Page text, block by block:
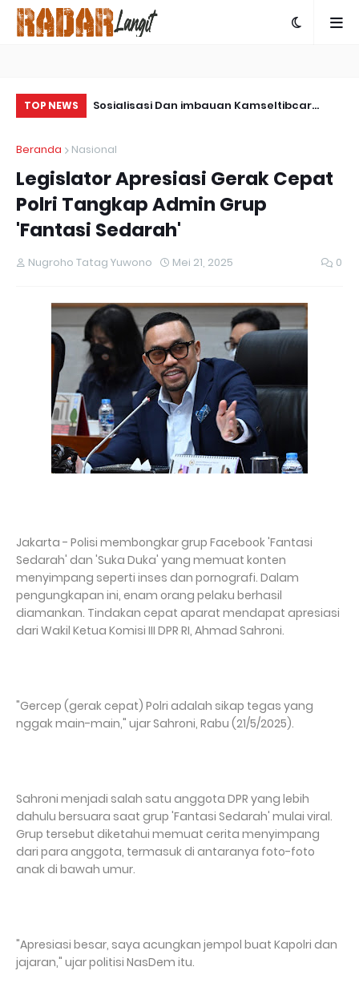
TOP NEWS
Sosialisasi Dan imbauan Kamseltibcar
Beranda
Nasional
Legislator Apresiasi Gerak Cepat
Polri Tangkap Admin Grup
'Fantasi Sedarah'
Nugroho Tatag Yuwono Mei 21, 2025 0
Jakarta - Polisi membongkar grup Facebook 'Fantasi
Sedarah' dan 'Suka Duka' yang memuat konten
menyimpang seperti inses dan pornografi. Dalam
pengungkapan ini, enam orang pelaku berhasil
diamankan. Tindakan cepat aparat mendapat apresiasi
dari Wakil Ketua Komisi III DPR RI, Ahmad Sahroni.
"Gercep (gerak cepat) Polri adalah sikap tegas yang
nggak main-main," ujar Sahroni, Rabu (21/5/2025).
Sahroni menjadi salah satu anggota DPR yang lebih
dahulu bersuara saat grup 'Fantasi Sedarah' mulai viral.
Grup tersebut diketahui memuat cerita menyimpang
dari para anggota, termasuk di antaranya foto-foto
anak di bawah umur.
"Apresiasi besar, saya acungkan jempol buat Kapolri dan
jajaran," ujar politisi NasDem itu.